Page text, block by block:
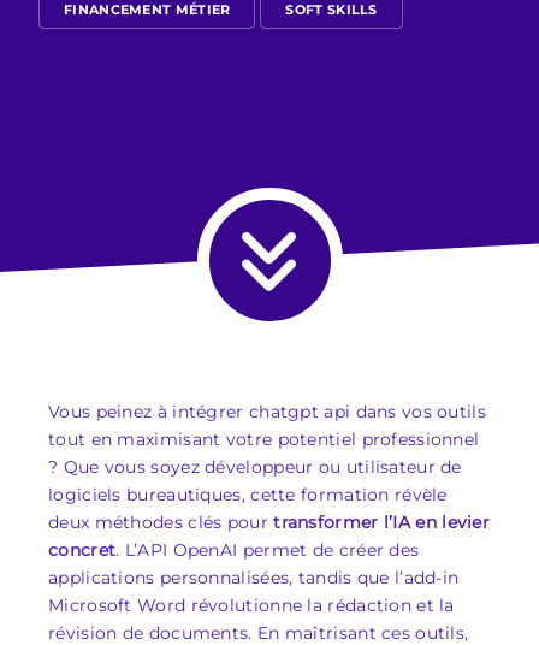
FINANCEMENT MÉTIER SOFT SKILLS
Vous peinez à intégrer chatgpt api dans vos outils
tout en maximisant votre potentiel professionnel
? Que vous soyez développeur ou utilisateur de
logiciels bureautiques, cette formation révèle
deux méthodes clés pourtransformer l’IA en levier
concret. L’API OpenAI permet de créer des
applications personnalisées, tandis que l’add-in
Microsoft Word révolutionne la rédaction et la
révision de documents. En maîtrisant ces outils,